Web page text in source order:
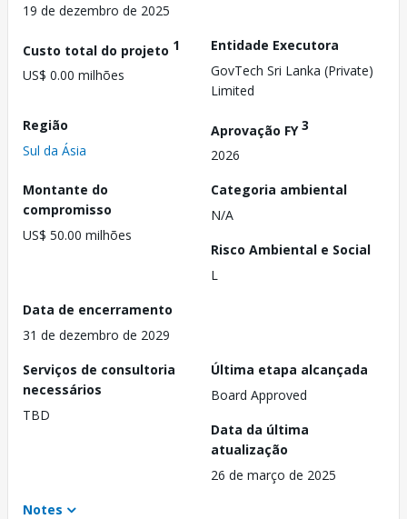
19 de dezembro de 2025
Custo total do projeto 1
US$ 0.00 milhões
Entidade Executora
GovTech Sri Lanka (Private)
Limited
Região
Sul da Ásia
Aprovação FY3
2026
Montante do
compromisso
US$ 50.00 milhões
Categoria ambiental
N/A
Risco Ambiental e Social
L
Data de encerramento
31 de dezembro de 2029
Serviços de consultoria
necessários
TBD
Última etapa alcançada
Board Approved
Data da última
atualização
26 de março de 2025
Notes